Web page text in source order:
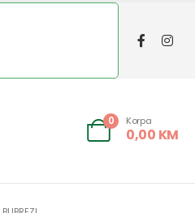
0 Korpa
0,00 KM